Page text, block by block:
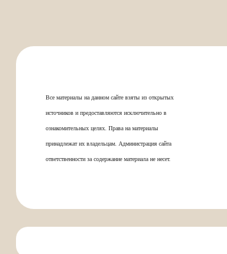
Все материалы на данном сайте взяты из открытых
источников и предоставляются исключительно в
ознакомительных целях. Права на материалы
принадлежат их владельцам. Администрация сайта
ответственности за содержание материала не несет.